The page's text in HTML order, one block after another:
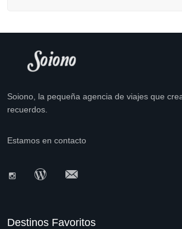
Soiono, la pequeña agencia de viajes que
recuerdos.
Estamos en contacto
Destinos Favoritos